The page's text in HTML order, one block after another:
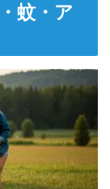
蚊・ア